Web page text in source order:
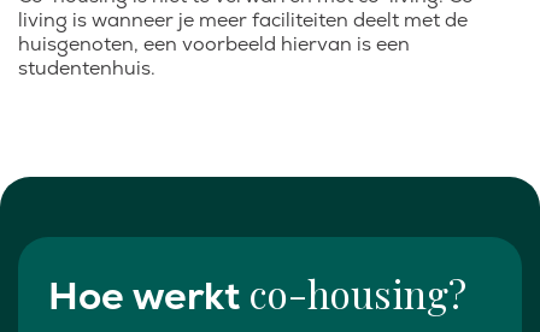
living is wanneer je meer faciliteiten deelt met de
huisgenoten, een voorbeeld hiervan is een
studentenhuis.
Hoe werkt co-housing?